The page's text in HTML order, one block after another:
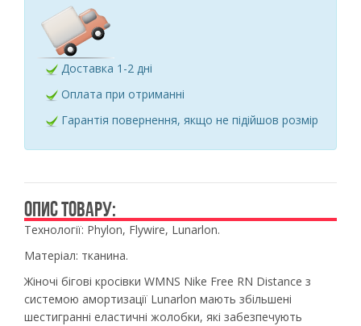
Доставка 1-2 дні
Оплата при отриманні
Гарантія повернення, якщо не підійшов розмір
ОПИС ТОВАРУ:
Технології: Phylon, Flywire, Lunarlon.
Матеріал: тканина.
Жіночі бігові кросівки WMNS Nike Free RN Distance з
системою амортизації Lunarlon мають збільшені
шестигранні еластичні жолобки, які забезпечують